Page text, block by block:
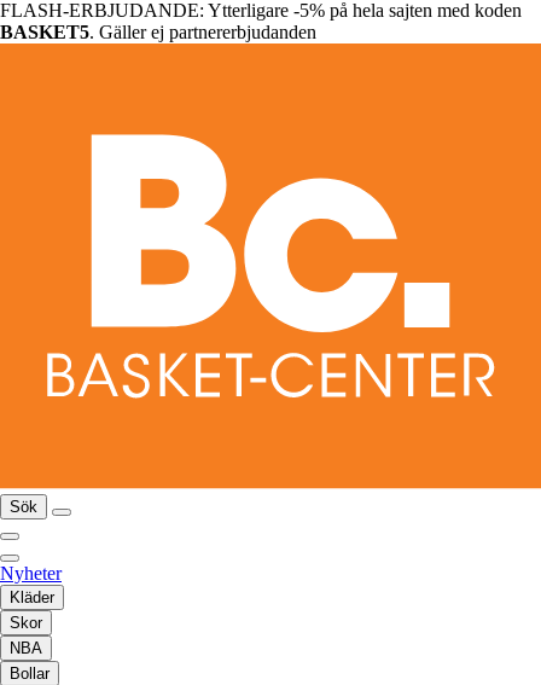
FLASH-ERBJUDANDE: Ytterligare -5% på hela sajten med koden
BASKET5. Gäller ej partnererbjudanden
Sök
Nyheter
Kläder
Skor
NBA
Bollar